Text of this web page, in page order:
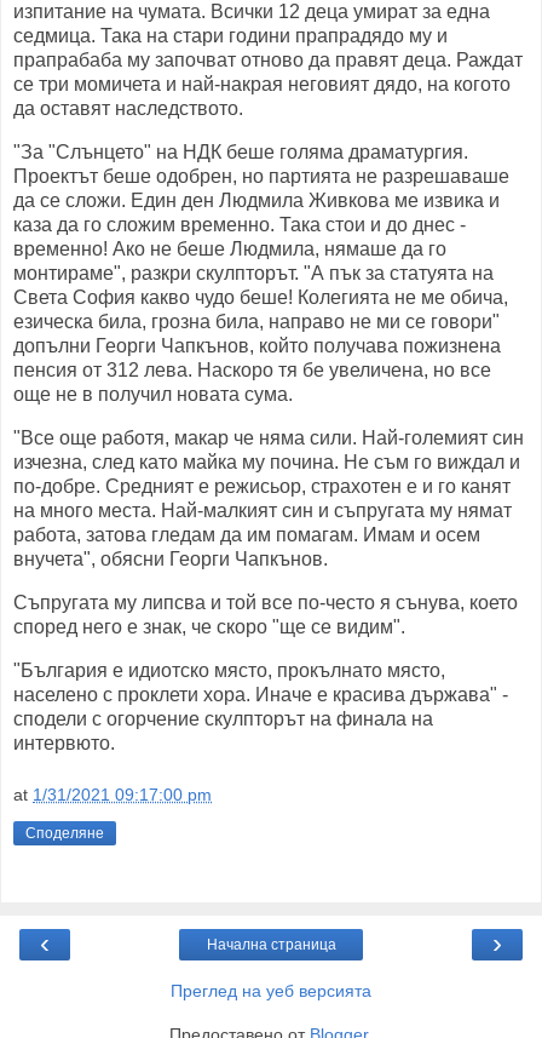
изпитание на чумата. Всички 12 деца умират за една
седмица. Така на стари години прапрадядо му и
прапрабаба му започват отново да правят деца. Раждат
се три момичета и най-накрая неговият дядо, на когото
да оставят наследството.
"За "Слънцето" на НДК беше голяма драматургия.
Проектът беше одобрен, но партията не разрешаваше
да се сложи. Един ден Людмила Живкова ме извика и
каза да го сложим временно. Така стои и до днес -
временно! Ако не беше Людмила, нямаше да го
монтираме", разкри скулпторът. "А пък за статуята на
Света София какво чудо беше! Колегията не ме обича,
езическа била, грозна била, направо не ми се говори"
допълни Георги Чапкънов, който получава пожизнена
пенсия от 312 лева. Наскоро тя бе увеличена, но все
още не в получил новата сума.
"Все още работя, макар че няма сили. Най-големият син
изчезна, след като майка му почина. Не съм го виждал и
по-добре. Средният е режисьор, страхотен е и го канят
на много места. Най-малкият син и съпругата му нямат
работа, затова гледам да им помагам. Имам и осем
внучета", обясни Георги Чапкънов.
Съпругата му липсва и той все по-често я сънува, което
според него е знак, че скоро "ще се видим".
"България е идиотско място, прокълнато място,
населено с проклети хора. Иначе е красива държава" -
сподели с огорчение скулпторът на финала на
интервюто.
at 1/31/2021 09:17:00 pm
Споделяне
‹ ›
Начална страница
Преглед на уеб версията